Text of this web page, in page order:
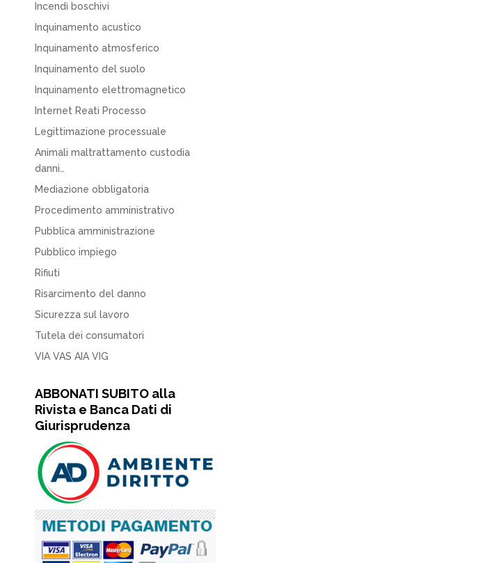
Incendi boschivi
Inquinamento acustico
Inquinamento atmosferico
Inquinamento del suolo
Inquinamento elettromagnetico
Internet Reati Processo
Legittimazione processuale
Animali maltrattamento custodia
danni…
Mediazione obbligatoria
Procedimento amministrativo
Pubblica amministrazione
Pubblico impiego
Rifiuti
Risarcimento del danno
Sicurezza sul lavoro
Tutela dei consumatori
VIA VAS AIA VIG
ABBONATI SUBITO alla
Rivista e Banca Dati di
Giurisprudenza